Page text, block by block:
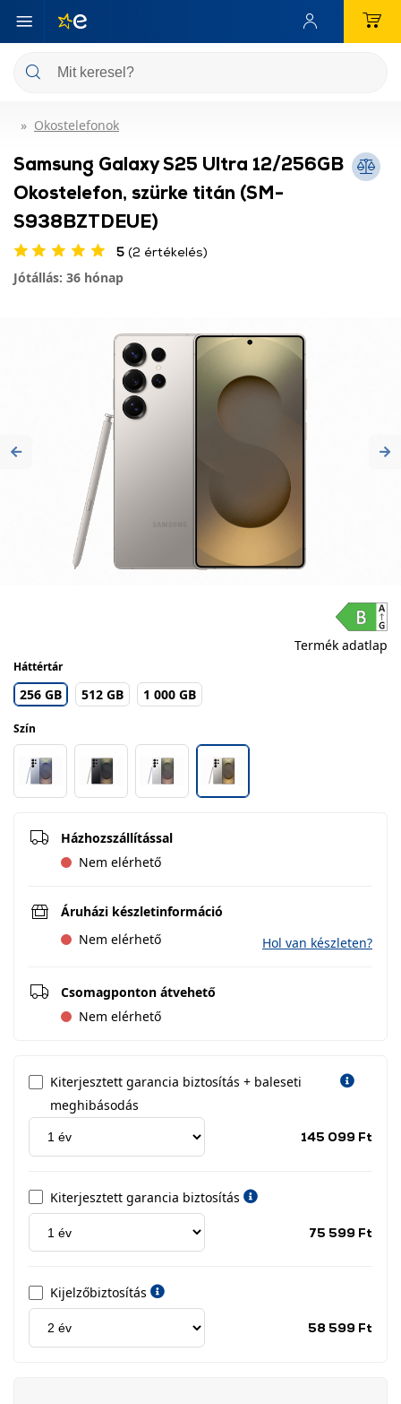
Okostelefonok
Samsung Galaxy S25 Ultra 12/256GB
Okostelefon, szürke titán (SM-
S938BZTDEUE)
5 (2 értékelés)
Jótállás: 36 hónap
Previous
Termék adatlap
Háttértár
256 GB 512 GB 1 000 GB
Szín
Házhozszállítással
Nem elérhető
Áruházi készletinformáció
Nem elérhető
Hol van készleten?
Csomagponton átvehető
Nem elérhető
Kiterjesztett garancia biztosítás + baleseti
meghibásodás
145 099 Ft
Kiterjesztett garancia biztosítás
75 599 Ft
Kijelzőbiztosítás
58 599 Ft